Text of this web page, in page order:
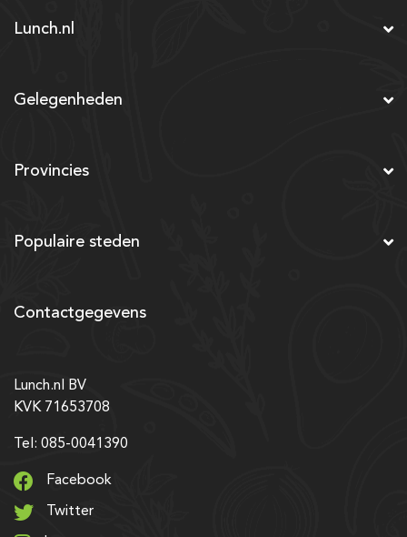
Lunch.nl
Gelegenheden
Provincies
Populaire steden
Contactgegevens
Lunch.nl BV
KVK 71653708
Tel: 085-0041390
Facebook
Twitter